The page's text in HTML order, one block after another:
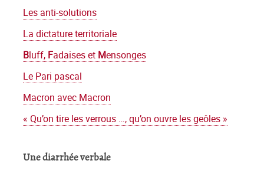
Les anti-solutions
La dictature territoriale
Bluff, Fadaises et Mensonges
Le Pari pascal
Macron avec Macron
« Qu’on tire les verrous …, qu’on ouvre les geôles »
Une diarrhée verbale